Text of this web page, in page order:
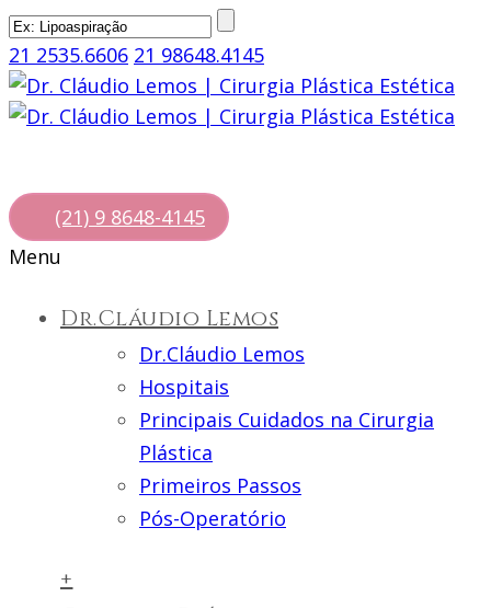
21 2535.6606 21 98648.4145
(21) 9 8648-4145
Menu
Dr.Cláudio Lemos
Dr.Cláudio Lemos
Hospitais
Principais Cuidados na Cirurgia
Plástica
Primeiros Passos
Pós-Operatório
+